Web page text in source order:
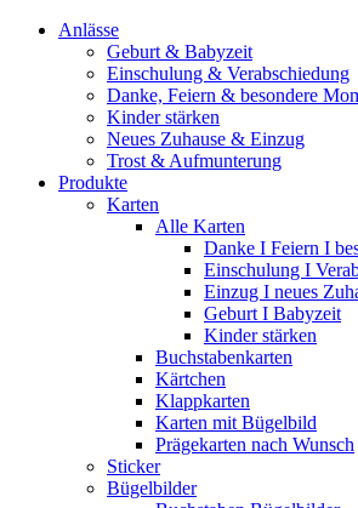
Anlässe
Geburt & Babyzeit
Einschulung & Verabschiedung
Danke, Feiern & besondere
Kinder stärken
Neues Zuhause & Einzug
Trost & Aufmunterung
Produkte
Karten
Alle Karten
Danke I Feiern I
Einschulung I
Einzug I neues
Geburt I Babyzeit
Kinder stärken
Buchstabenkarten
Kärtchen
Klappkarten
Karten mit Bügelbild
Prägekarten nach Wunsch
Sticker
Bügelbilder